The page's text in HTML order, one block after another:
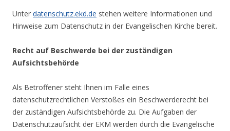
Unter datenschutz.ekd.de stehen weitere Informationen und
Hinweise zum Datenschutz in der Evangelischen Kirche bereit.
Recht auf Beschwerde bei der zuständigen
Aufsichtsbehörde
Als Betroffener steht Ihnen im Falle eines
datenschutzrechtlichen Verstoßes ein Beschwerderecht bei
der zuständigen Aufsichtsbehörde zu. Die Aufgaben der
Datenschutzaufsicht der EKM werden durch die Evangelische